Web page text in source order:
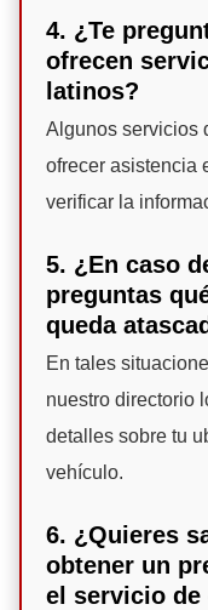
4. ¿Te
ofrecen
latinos?
Algunos servicios
ofrecer asistencia
verificar la
5. ¿En caso
preguntas
queda
En tales
nuestro directorio
detalles sobre tu
vehículo.
6. ¿Quieres
obtener un
el servicio de